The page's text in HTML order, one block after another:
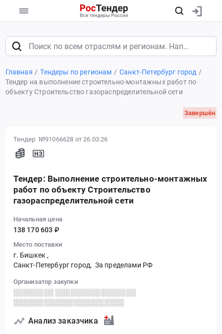
Главная Тендеры по регионам
Санкт-Петербург город
Тендер на выполнение строительно-монтажных работ по
объекту Строительство газораспределительной сети
Завершён
Тендер №91066628 от 26.03.26
Тендер: Выполнение строительно-монтажных
работ по объекту Строительство
газораспределительной сети
Начальная цена
138 170 603 ₽
Место поставки
г. Бишкек ,
Санкт-Петербург город, За пределами РФ
Организатор закупки
░░░░░░░░ ░░░░░░░░░░░░░░░░
░░░░░░░░░░░░░░░░░░░░░░
Анализ заказчика